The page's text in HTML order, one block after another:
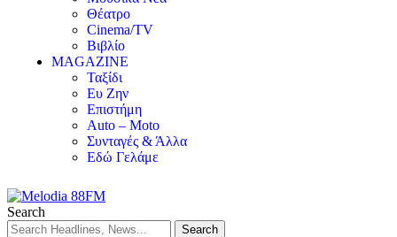
Θέατρο
Cinema/TV
Βιβλίο
MAGAZINE
Ταξίδι
Ευ Ζην
Επιστήμη
Auto – Moto
Συνταγές & Άλλα
Εδώ Γελάμε
Search